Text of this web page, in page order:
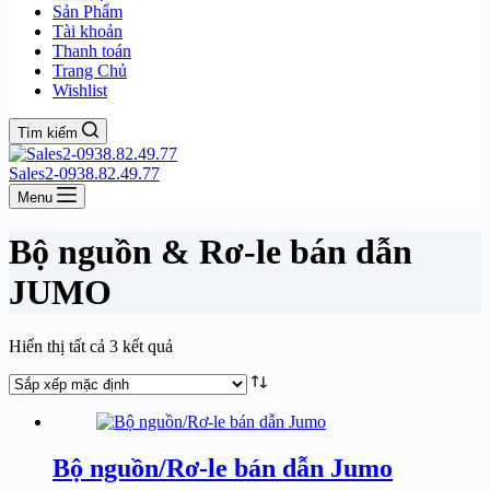
Sản Phẩm
Tài khoản
Thanh toán
Trang Chủ
Wishlist
Tìm kiếm
Sales2-0938.82.49.77
Menu
Bộ nguồn & Rơ-le bán dẫn
JUMO
Hiển thị tất cả 3 kết quả
Bộ nguồn/Rơ-le bán dẫn Jumo